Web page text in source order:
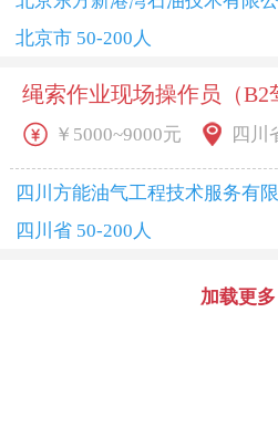
北京市 50-200人
绳索作业现场操作员（B2
￥5000~9000元 四川
四川方能油气工程技术服务有
四川省 50-200人
加载更多